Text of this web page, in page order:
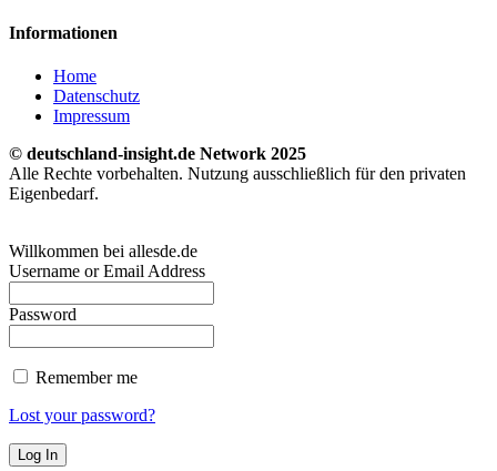
Informationen
Home
Datenschutz
Impressum
© deutschland-insight.de Network 2025
Alle Rechte vorbehalten. Nutzung ausschließlich für den privaten
Eigenbedarf.
Willkommen bei allesde.de
Username or Email Address
Password
Remember me
Lost your password?